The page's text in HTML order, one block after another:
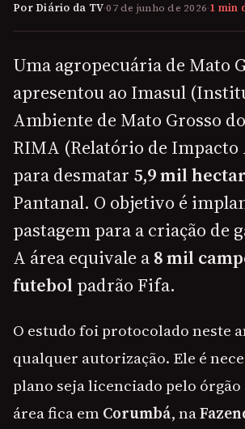
Por Diário da TV·07 de junho de 2026·1 min
Uma agropecuária de Mato
apresentou ao Imasul
Ambiente de Mato Grosso
RIMA (Relatório de
para desmatar 5,9 mil
Pantanal. O objetivo é
pastagem para a criação de
A área equivale a 8 mil
futebol padrão Fifa.
O estudo foi protocolado neste
qualquer autorização. Ele é
plano seja licenciado pelo
área fica emCorumbá, na